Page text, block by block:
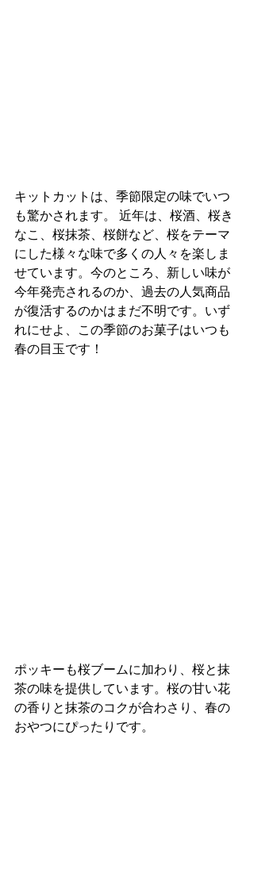
キットカットは、季節限定の味でいつ
も驚かされます。 近年は、桜酒、桜き
なこ、桜抹茶、桜餅など、桜をテーマ
にした様々な味で多くの人々を楽しま
せています。今のところ、新しい味が
今年発売されるのか、過去の人気商品
が復活するのかはまだ不明です。いず
れにせよ、この季節のお菓子はいつも
春の目玉です！
ポッキーも桜ブームに加わり、桜と抹
茶の味を提供しています。桜の甘い花
の香りと抹茶のコクが合わさり、春の
おやつにぴったりです。